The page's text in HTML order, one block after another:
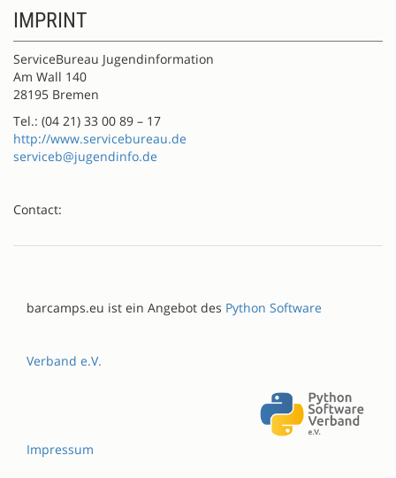
IMPRINT
ServiceBureau Jugendinformation
Am Wall 140
28195 Bremen
Tel.: (04 21) 33 00 89 – 17
http://www.servicebureau.de
serviceb@jugendinfo.de
Contact:
barcamps.eu ist ein Angebot des Python Software
Verband e.V.
Impressum